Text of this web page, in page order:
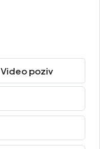
Video poziv